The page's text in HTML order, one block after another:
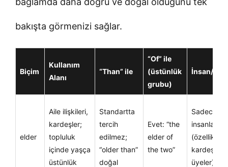
bakışta görmenizi sağlar.
Biçim
Kullanım
Alanı
“Than” ile
“Of” ile
(üstünlük
grubu)
İnsan/
elder
Aile ilişkileri,
kardeşler;
topluluk
içinde yaşça
üstünlük
Standartta
tercih
edilmez;
“older than”
doğal
Evet: “the
elder of
the two”
Sadece
insanlar
(özellikle
kardeşler/
üyeler)